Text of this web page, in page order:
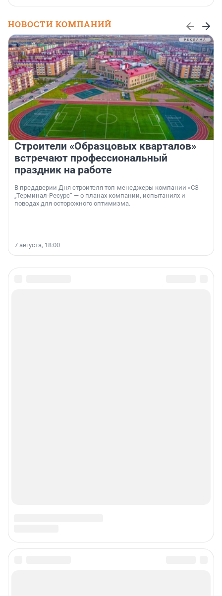
НОВОСТИ КОМПАНИЙ
Строители «Образцовых кварталов»
встречают профессиональный
праздник на работе
В преддверии Дня строителя топ-менеджеры компании «СЗ
„Терминал-Ресурс“ — о планах компании, испытаниях и
поводах для осторожного оптимизма.
7 августа, 18:00